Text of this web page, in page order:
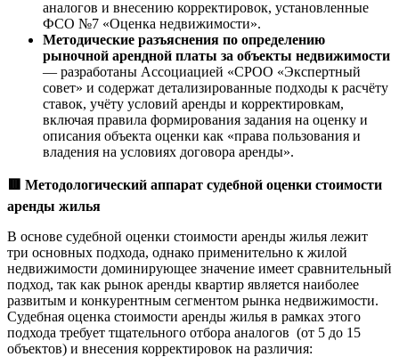
аналогов и внесению корректировок, установленные
ФСО №7 «Оценка недвижимости».
Методические разъяснения по определению
рыночной арендной платы за объекты недвижимости
— разработаны Ассоциацией «СРОО «Экспертный
совет» и содержат детализированные подходы к расчёту
ставок, учёту условий аренды и корректировкам,
включая правила формирования задания на оценку и
описания объекта оценки как «права пользования и
владения на условиях договора аренды».
Методологический аппарат судебной оценки стоимости
аренды жилья
В основе судебной оценки стоимости аренды жилья лежит
три основных подхода, однако применительно к жилой
недвижимости доминирующее значение имеет сравнительный
подход, так как рынок аренды квартир является наиболее
развитым и конкурентным сегментом рынка недвижимости.
Судебная оценка стоимости аренды жилья в рамках этого
подхода требует тщательного отбора аналогов (от 5 до 15
объектов) и внесения корректировок на различия: